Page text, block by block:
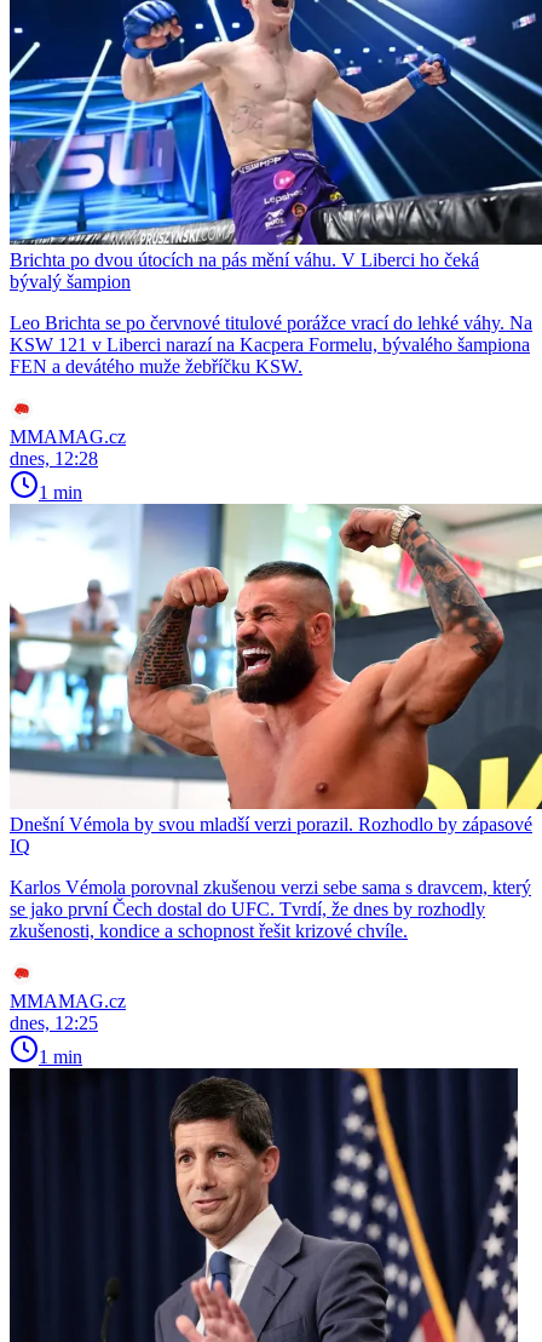
Brichta po dvou útocích na pás mění váhu. V Liberci ho čeká
bývalý šampion
Leo Brichta se po červnové titulové porážce vrací do lehké váhy. Na
KSW 121 v Liberci narazí na Kacpera Formelu, bývalého šampiona
FEN a devátého muže žebříčku KSW.
MMAMAG.cz
dnes, 12:28
1 min
Dnešní Vémola by svou mladší verzi porazil. Rozhodlo by zápasové
IQ
Karlos Vémola porovnal zkušenou verzi sebe sama s dravcem, který
se jako první Čech dostal do UFC. Tvrdí, že dnes by rozhodly
zkušenosti, kondice a schopnost řešit krizové chvíle.
MMAMAG.cz
dnes, 12:25
1 min